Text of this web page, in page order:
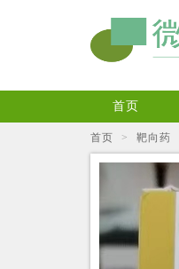
首页
首页 > 靶向药